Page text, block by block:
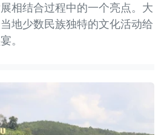
相结合过程中的一个亮点。大
地少数民族独特的文化活动给
。